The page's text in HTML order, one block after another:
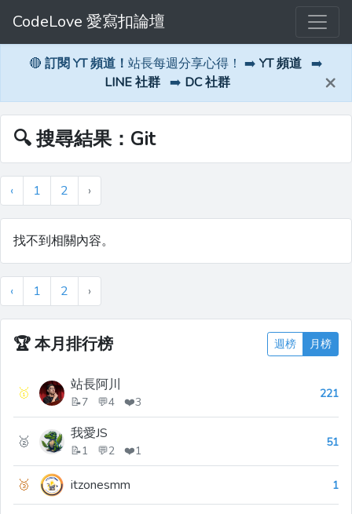
CodeLove 愛寫扣論壇
🔴 訂閱 YT 頻道！ 站長每週分享心得！ ➡️ YT 頻道 ➡️
LINE 社群 ➡️ DC 社群 ×
🔍 搜尋結果：Git
‹ 1 2 ›
找不到相關內容。
‹ 1 2 ›
🏆本月排行榜 週榜 月榜
🥇 站長阿川
📝7 💬4 ❤️3
221
🥈 我愛JS
📝1 💬2 ❤️1
51
🥉 itzonesmm 1